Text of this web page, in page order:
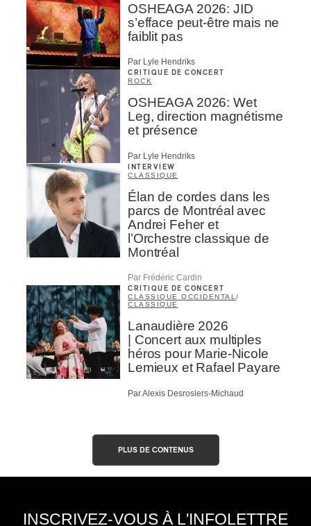
OSHEAGA 2026: JID
s’efface peut-être mais ne
faiblit pas
Par Lyle Hendriks
CRITIQUE DE CONCERT
ROCK
OSHEAGA 2026: Wet
Leg, direction magnétisme
et présence
Par Lyle Hendriks
INTERVIEW
CLASSIQUE
Élan de cordes dans les
parcs de Montréal avec
Andrei Feher et
l’Orchestre classique de
Montréal
Par Frédéric Cardin
CRITIQUE DE CONCERT
CLASSIQUE OCCIDENTAL/
CLASSIQUE
Lanaudière 2026
| Concert aux multiples
héros pour Marie-Nicole
Lemieux et Rafael Payare
Par Alexis Desrosiers-Michaud
PLUS DE CONTENUS
INSCRIVEZ-VOUS À L'INFOLETTRE